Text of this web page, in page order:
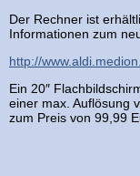
Der Rechner ist
Informationen zum
http://
Ein 20″
einer max. Auflösung
zum Preis von 99,99